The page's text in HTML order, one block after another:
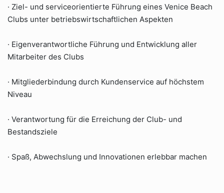
· Ziel- und serviceorientierte Führung eines Venice Beach
Clubs unter betriebswirtschaftlichen Aspekten
· Eigenverantwortliche Führung und Entwicklung aller
Mitarbeiter des Clubs
· Mitgliederbindung durch Kundenservice auf höchstem
Niveau
· Verantwortung für die Erreichung der Club- und
Bestandsziele
· Spaß, Abwechslung und Innovationen erlebbar machen